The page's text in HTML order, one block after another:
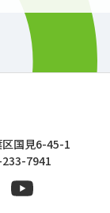
国見6-45-1
7941